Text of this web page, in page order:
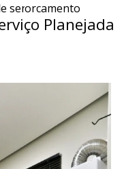
servico grande
orcamento de
Planejada